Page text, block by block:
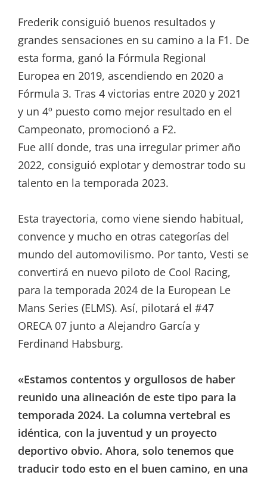
Frederik consiguió buenos resultados y
grandes sensaciones en su camino a la F1. De
esta forma, ganó la Fórmula Regional
Europea en 2019, ascendiendo en 2020 a
Fórmula 3. Tras 4 victorias entre 2020 y 2021
y un 4º puesto como mejor resultado en el
Campeonato, promocionó a F2.
Fue allí donde, tras una irregular primer año
2022, consiguió explotar y demostrar todo su
talento en la temporada 2023.
Esta trayectoria, como viene siendo habitual,
convence y mucho en otras categorías del
mundo del automovilismo. Por tanto, Vesti se
convertirá en nuevo piloto de Cool Racing,
para la temporada 2024 de la European Le
Mans Series (ELMS). Así, pilotará el #47
ORECA 07 junto a Alejandro García y
Ferdinand Habsburg.
«Estamos contentos y orgullosos de haber
reunido una alineación de este tipo para la
temporada 2024. La columna vertebral es
idéntica, con la juventud y un proyecto
deportivo obvio. Ahora, solo tenemos que
traducir todo esto en el buen camino, en una